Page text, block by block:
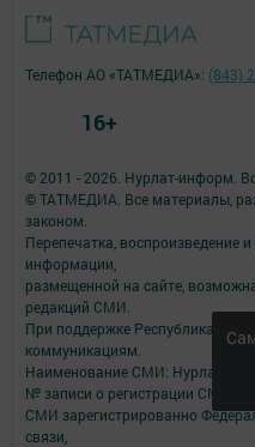
© 2011 - 2026. Нурлат-⁠информ.
© ТАТМЕДИА. Все материалы,
законом.
Перепечатка, воспроизведение
информации,
размещенной на сайте,
редакций СМИ.
При поддержке
коммуникациям.
Наименование СМИ: Нурлат-⁠
№ записи о регистрации СМИ,
СМИ зарегистрированно
связи,
Телефон АО «ТАТМЕДИА»: (843)
16+